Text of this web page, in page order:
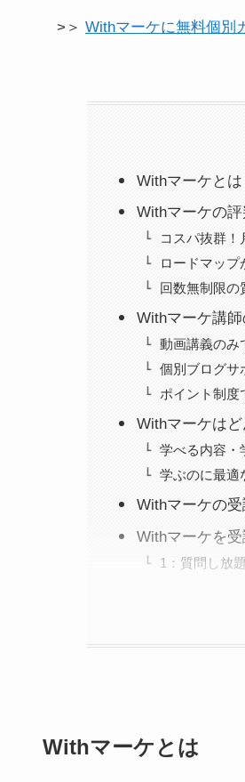
>＞ Withマーケに無料個別
Withマーケとは
Withマーケの評
コスパ抜群！
ロードマップ
回数無制限の
Withマーケ講
動画講義のみ
個別ブログサ
ポイント制度
Withマーケは
学べる内容・
学ぶのに最適
Withマーケの受
Withマーケを
1：質問し放
Withマーケとは